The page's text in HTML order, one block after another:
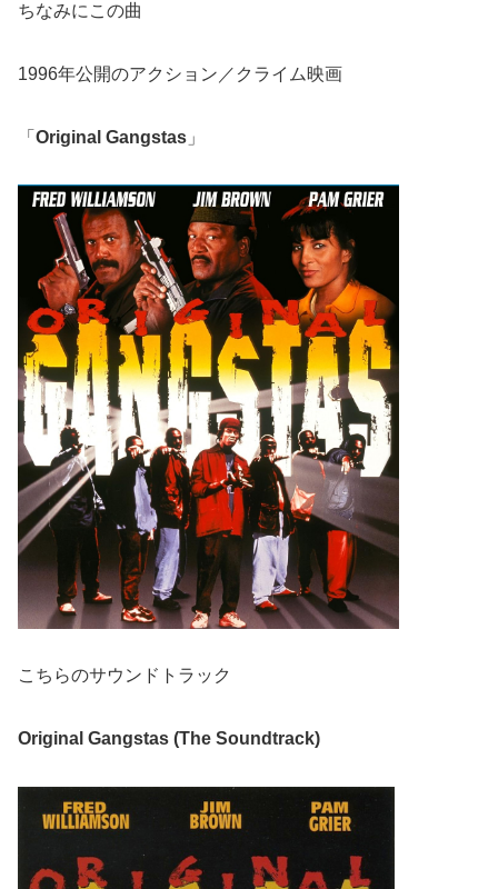
ちなみにこの曲
1996年公開のアクション／クライム映画
「 Original Gangstas 」
こちらのサウンドトラック
Original Gangstas (The Soundtrack)